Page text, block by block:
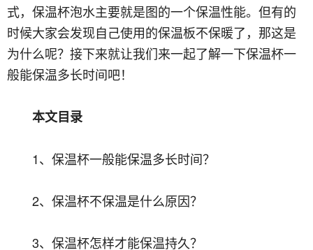
式，保温杯泡水主要就是图的一个保温性能。但有的
时候大家会发现自己使用的保温板不保暖了，那这是
为什么呢？接下来就让我们来一起了解一下保温杯一
般能保温多长时间吧！
本文目录
1、保温杯一般能保温多长时间？
2、保温杯不保温是什么原因？
3、保温杯怎样才能保温持久？